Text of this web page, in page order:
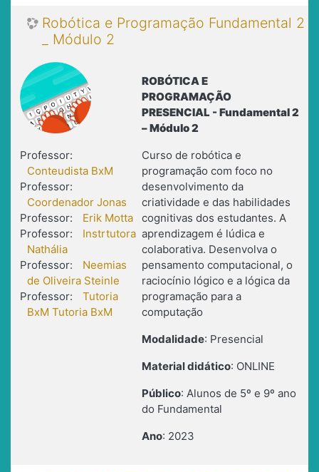
Robótica e Programação Fundamental 2
_ Módulo 2
ROBÓTICA E
PROGRAMAÇÃO
PRESENCIAL - Fundamental 2
– Módulo 2
Curso de robótica e
programação com foco no
desenvolvimento da
criatividade e das habilidades
cognitivas dos estudantes. A
aprendizagem é lúdica e
colaborativa. Desenvolva o
pensamento computacional, o
raciocínio lógico e a lógica da
programação para a
computação
Modalidade: Presencial
Material didático: ONLINE
Público: Alunos de 5º e 9º ano
do Fundamental
Ano: 2023
Professor:
Conteudista BxM
Professor:
Coordenador Jonas
Professor:
Erik Motta
Professor:
Instrtutora
Nathália
Professor:
Neemias
de Oliveira Steinle
Professor:
Tutoria
BxM Tutoria BxM